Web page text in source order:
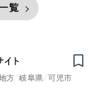
覧
ト
方 岐阜県 可児市